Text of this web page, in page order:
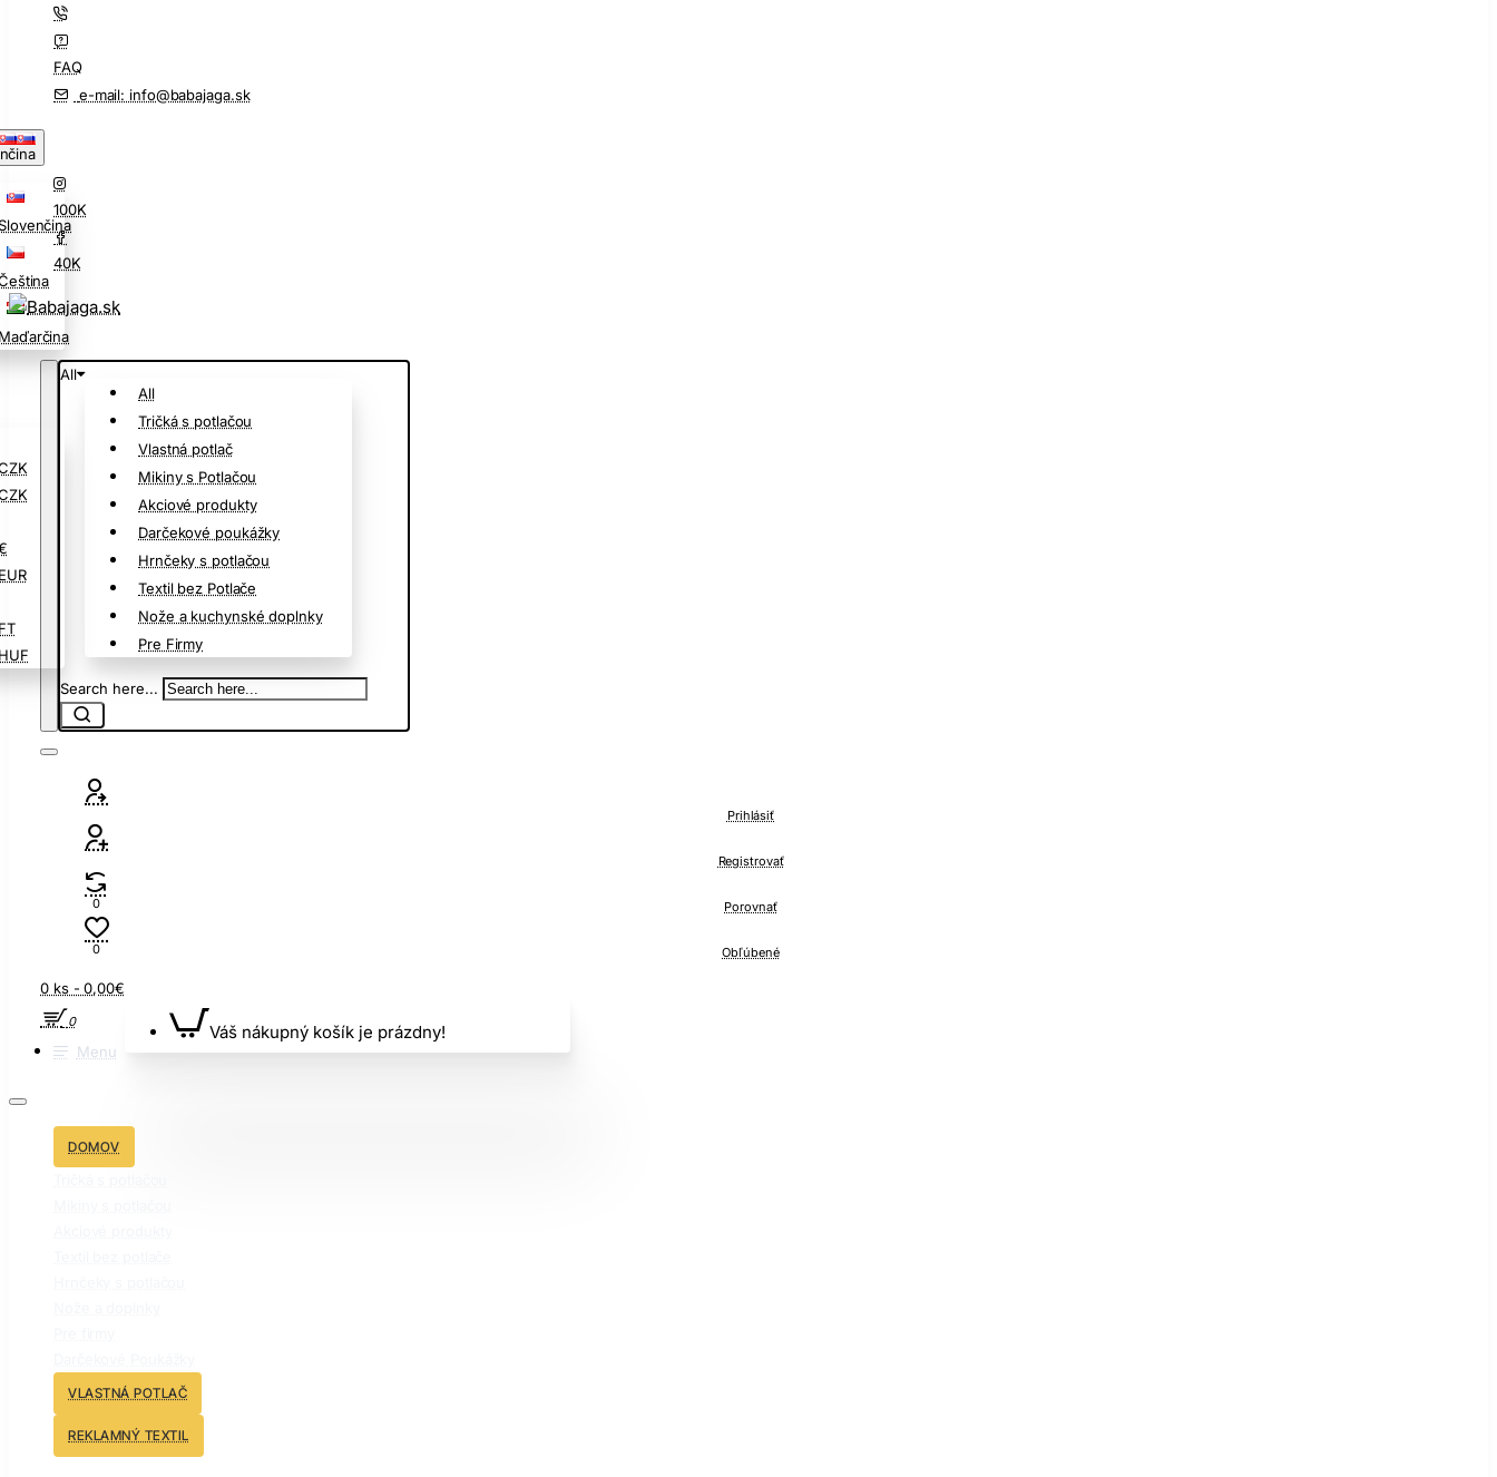
FAQ
e-mail: info@babajaga.sk
100K
40K
All
All
Tričká s potlačou
Vlastná potlač
Mikiny s Potlačou
Akciové produkty
Darčekové poukážky
Hrnčeky s potlačou
Textil bez Potlače
Nože a kuchynské doplnky
Pre Firmy
Search here...
Prihlásiť
Registrovať
Porovnať
0
Obľúbené
0
0 ks - 0,00€
0 Váš nákupný košík je prázdny!
Menu
DOMOV
VLASTNÁ POTLAČ
REKLAMNÝ TEXTIL